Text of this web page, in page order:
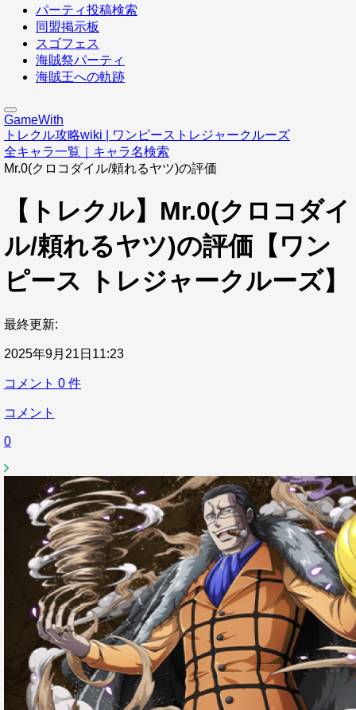
パーティ投稿検索
同盟掲示板
スゴフェス
海賊祭パーティ
海賊王への軌跡
GameWith
トレクル攻略wiki | ワンピーストレジャークルーズ
全キャラ一覧｜キャラ名検索
Mr.0(クロコダイル/頼れるヤツ)の評価
【トレクル】Mr.0(クロコダイ
ル/頼れるヤツ)の評価【ワン
ピース トレジャークルーズ】
最終更新:
2025年9月21日11:23
コメント 0 件
コメント
0